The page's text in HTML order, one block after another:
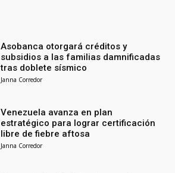
Asobanca otorgará créditos y
subsidios a las familias damnificadas
tras doblete sísmico
Janna Corredor
Venezuela avanza en plan
estratégico para lograr certificación
libre de fiebre aftosa
Janna Corredor